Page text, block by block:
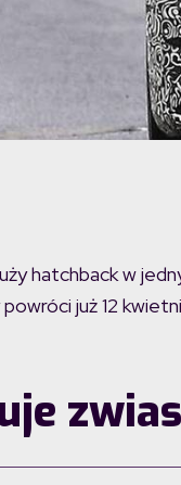
hatchback w
już 12